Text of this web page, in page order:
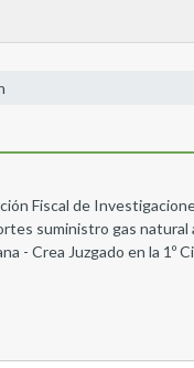
Fiscal de
suministro gas
Crea Juzgado en la 1º